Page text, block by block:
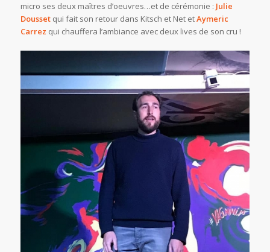
micro ses deux maîtres d’oeuvres…et de cérémonie : Julie
Doussetqui fait son retour dans Kitsch et Net etAymeric
Carrez qui chauffera l’ambiance avec deux lives de son cru !